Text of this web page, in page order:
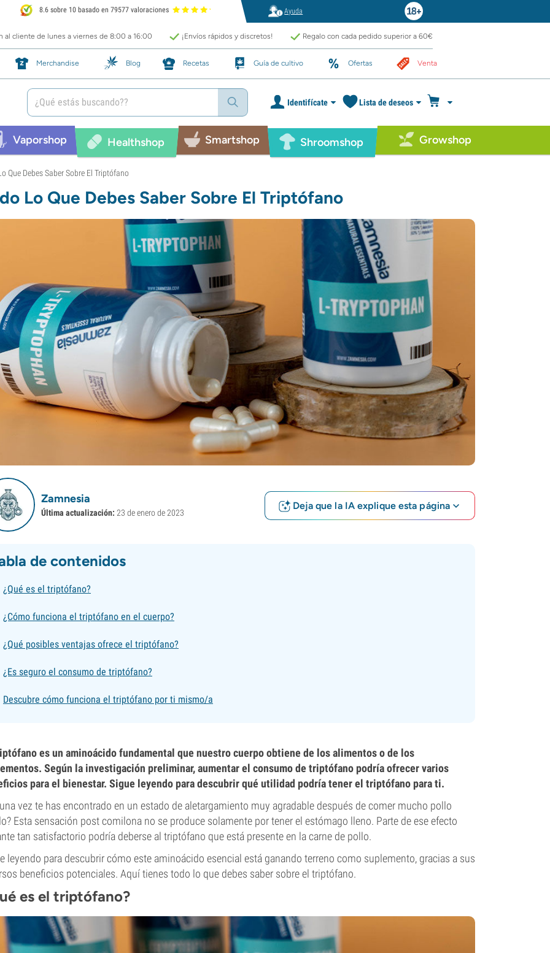
8.6 sobre 10 basado en 79577 valoraciones Ayuda
al cliente de lunes a viernes de 8:00 a 16:00 ¡Envíos rápidos y discretos! Regalo con cada pedido superior a 60€
Merchandise Blog Recetas Guía de cultivo Ofertas Venta
Identifícate Lista de deseos
Vaporshop Healthshop Smartshop Shroomshop Growshop
Que Debes Saber Sobre El Triptófano
Lo Que Debes Saber Sobre El Triptófano
Zamnesia
Última actualización: 23 de enero de 2023
Deja que la IA explique esta página
de contenidos
¿Qué es el triptófano?
¿Cómo funciona el triptófano en el cuerpo?
¿Qué posibles ventajas ofrece el triptófano?
¿Es seguro el consumo de triptófano?
Descubre cómo funciona el triptófano por ti mismo/a
es un aminoácido fundamental que nuestro cuerpo obtiene de los alimentos o de los
Según la investigación preliminar, aumentar el consumo de triptófano podría ofrecer varios
para el bienestar. Sigue leyendo para descubrir qué utilidad podría tener el triptófano para ti.
vez te has encontrado en un estado de aletargamiento muy agradable después de comer mucho pollo
Esta sensación post comilona no se produce solamente por tener el estómago lleno. Parte de ese efecto
tan satisfactorio podría deberse al triptófano que está presente en la carne de pollo.
leyendo para descubrir cómo este aminoácido esencial está ganando terreno como suplemento, gracias a sus
beneficios potenciales. Aquí tienes todo lo que debes saber sobre el triptófano.
es el triptófano?